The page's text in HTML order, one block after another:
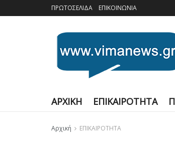
ΠΡΩΤΟΣΕΛΙΔΑ ΕΠΙΚΟΙΝΩΝΙΑ
ΑΡΧΙΚΗ ΕΠΙΚΑΙΡΟΤΗΤΑ
Αρχική ΕΠΙΚΑΙΡΟΤΗΤΑ